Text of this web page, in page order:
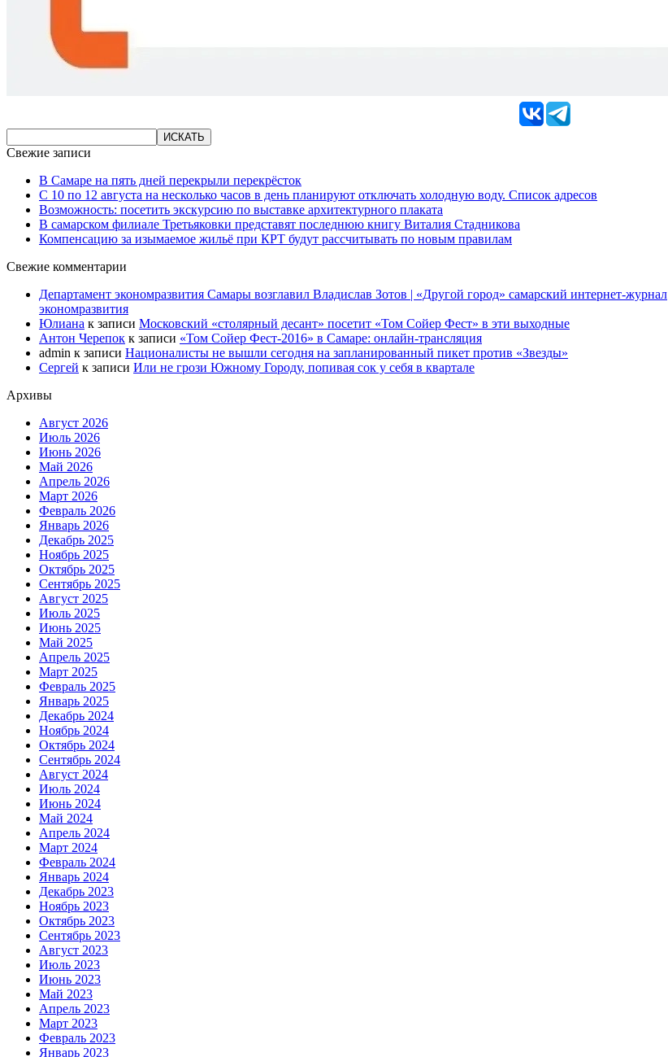
Свежие записи
В Самаре на пять дней перекрыли перекрёсток
С 10 по 12 августа на несколько часов в день планируют отключать холодную воду. Список адресов
Возможность: посетить экскурсию по выставке архитектурного плаката
В самарском филиале Третьяковки представят последнюю книгу Виталия Стадникова
Компенсацию за изымаемое жильё при КРТ будут рассчитывать по новым правилам
Свежие комментарии
Департамент экономразвития Самары возглавил Владислав Зотов | «Другой город» самарский интернет-журнал
экономразвития
Юлиана к записи Московский «столярный десант» посетит «Том Сойер Фест» в эти выходные
Антон Черепок к записи «Том Сойер Фест-2016» в Самаре: онлайн-трансляция
admin к записи Националисты не вышли сегодня на запланированный пикет против «Звезды»
Сергей к записи Или не грози Южному Городу, попивая сок у себя в квартале
Архивы
Август 2026
Июль 2026
Июнь 2026
Май 2026
Апрель 2026
Март 2026
Февраль 2026
Январь 2026
Декабрь 2025
Ноябрь 2025
Октябрь 2025
Сентябрь 2025
Август 2025
Июль 2025
Июнь 2025
Май 2025
Апрель 2025
Март 2025
Февраль 2025
Январь 2025
Декабрь 2024
Ноябрь 2024
Октябрь 2024
Сентябрь 2024
Август 2024
Июль 2024
Июнь 2024
Май 2024
Апрель 2024
Март 2024
Февраль 2024
Январь 2024
Декабрь 2023
Ноябрь 2023
Октябрь 2023
Сентябрь 2023
Август 2023
Июль 2023
Июнь 2023
Май 2023
Апрель 2023
Март 2023
Февраль 2023
Январь 2023